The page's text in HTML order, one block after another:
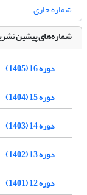
شماره جاری
شماره‌های پیشین
دوره 16 (1405)
دوره 15 (1404)
دوره 14 (1403)
دوره 13 (1402)
دوره 12 (1401)